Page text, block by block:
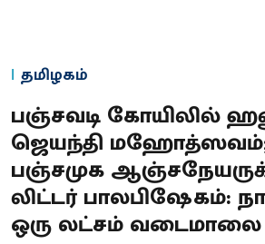
தமிழகம்
பஞ்சவடி கோயிலில்
ஜெயந்தி மஹோத்ஸவம்;
பஞ்சமுக
லிட்டர் பாலபிஷேகம்:
ஒரு லட்சம்